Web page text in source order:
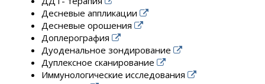
Десневые аппликации
Десневые орошения
Доплерография
Дуоденальное зондирование
Дуплексное сканирование
Иммунологические исследования